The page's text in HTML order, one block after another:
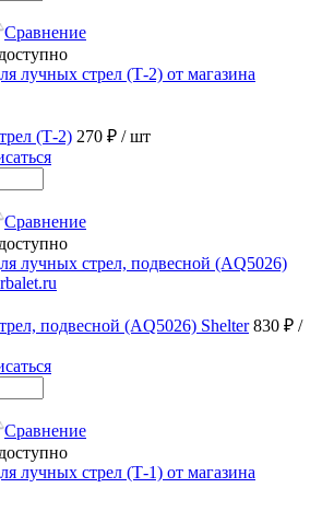
Сравнение
(Т-2) 270 ₽ / шт
Сравнение
подвесной (AQ5026) Shelter 830 ₽ /
Сравнение